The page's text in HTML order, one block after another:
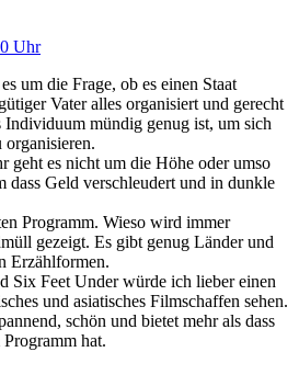
Uhr
um die Frage, ob es einen Staat
Vater alles organisiert und gerecht
Individuum mündig genug ist, um sich
organisieren.
geht es nicht um die Höhe oder umso
dass Geld verschleudert und in dunkle
Programm. Wieso wird immer
gezeigt. Es gibt genug Länder und
Erzählformen.
Six Feet Under würde ich lieber einen
und asiatisches Filmschaffen sehen.
schön und bietet mehr als dass
hat.